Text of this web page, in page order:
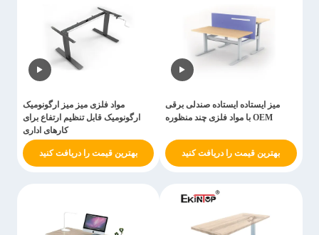
میز ایستاده ایستاده صندلی برقی
OEM با مواد فلزی چند منظوره
بهترین قیمت را دریافت کنید
مواد فلزی میز میز ارگونومیک
ارگونومیک قابل تنظیم ارتفاع برای
کارهای اداری
بهترین قیمت را دریافت کنید